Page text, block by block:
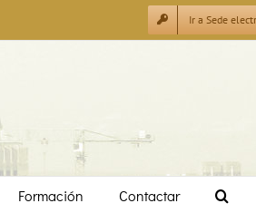
Ir a Sede
Formación Contactar